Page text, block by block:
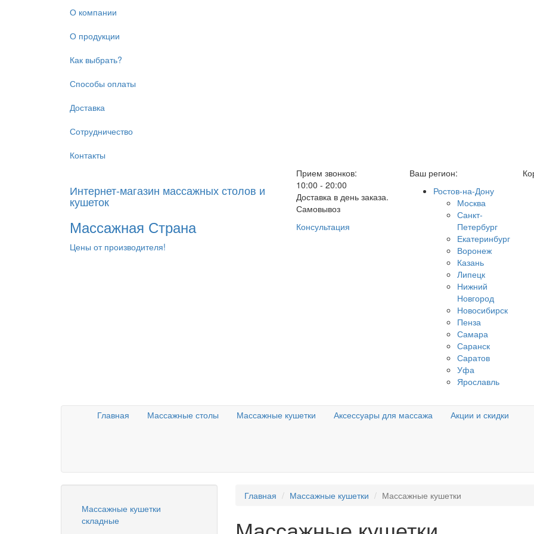
О компании
О продукции
Как выбрать?
Способы оплаты
Доставка
Сотрудничество
Контакты
Интернет-магазин массажных столов и
кушеток
Массажная Страна
Цены от производителя!
Прием звонков:
10:00 - 20:00
Доставка в день заказа.
Самовывоз
Консультация
Ваш регион:
Ростов-на-Дону
Москва
Санкт-
Петербург
Екатеринбург
Воронеж
Казань
Липецк
Нижний
Новгород
Новосибирск
Пенза
Самара
Саранск
Саратов
Уфа
Ярославль
Главная Массажные столы Массажные кушетки Аксессуары для массажа Акции и скидки
Массажные кушетки
складные
Главная Массажные кушетки Массажные кушетки